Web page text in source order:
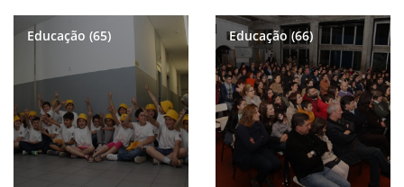
Educação (65) Educação (66)